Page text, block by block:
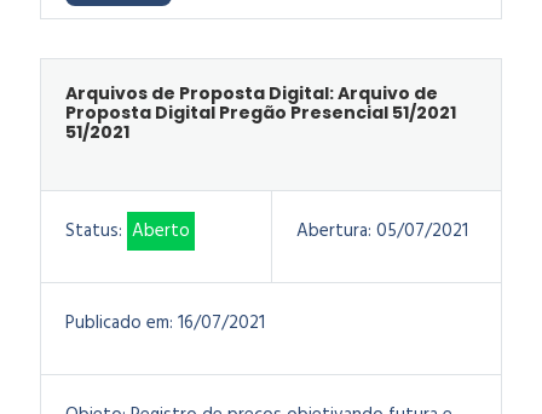
Arquivos de Proposta Digital: Arquivo de
Proposta Digital Pregão Presencial 51/2021
51/2021
Status: Aberto Abertura: 05/07/2021
Publicado em: 16/07/2021